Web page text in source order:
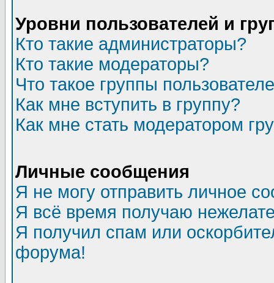
Уровни пользователей и
Кто такие администраторы?
Кто такие модераторы?
Что такое группы
Как мне вступить в группу?
Как мне стать модератором
Личные сообщения
Я не могу отправить личное
Я всё время получаю
Я получил спам или
форума!